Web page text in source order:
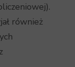
również